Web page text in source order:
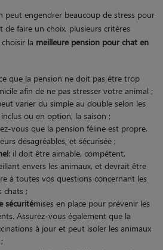
peut engendrer beaucoup de stress pour
faire un choix, plusieurs critères
la meilleure pension pour chat en
que la pension ne doit pas être trop
afin de ne pas stresser votre animal ;
varier du simple au double selon les
ou en option, la saison ;
vous que la pension féline est propre,
désagréables, et sécurisée ;
: il doit être aimable, compétent,
envers les animaux, et devrait être
à toutes vos questions concernant les
chats ;
sécuritémises en place pour prévenir les
Assurez-vous également que la
à jour et peut isoler les animaux